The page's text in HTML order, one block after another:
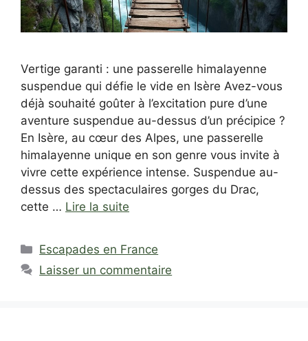
Vertige garanti : une passerelle himalayenne
suspendue qui défie le vide en Isère Avez-vous
déjà souhaité goûter à l’excitation pure d’une
aventure suspendue au-dessus d’un précipice ?
En Isère, au cœur des Alpes, une passerelle
himalayenne unique en son genre vous invite à
vivre cette expérience intense. Suspendue au-
dessus des spectaculaires gorges du Drac,
cette … Lire la suite
Catégories
Escapades en France
Laisser un commentaire